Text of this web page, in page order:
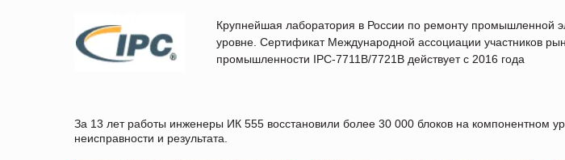
Крупнейшая лаборатория в России по ремонту промышленной
уровне. Сертификат Международной ассоциации участников
промышленности IPC-7711B/7721B действует с 2016 года
За 13 лет работы инженеры ИК 555 восстановили более 30 000 блоков на
неисправности и результата.